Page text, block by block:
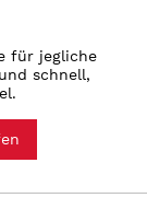
für jegliche
schnell,